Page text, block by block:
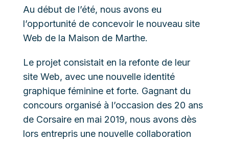
Au début de l’été, nous avons eu
l’opportunité de concevoir le nouveau site
Web de la Maison de Marthe.
Le projet consistait en la refonte de leur
site Web, avec une nouvelle identité
graphique féminine et forte. Gagnant du
concours organisé à l’occasion des 20 ans
de Corsaire en mai 2019, nous avons dès
lors entrepris une nouvelle collaboration